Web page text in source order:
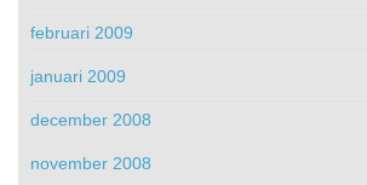
februari 2009
januari 2009
december 2008
november 2008